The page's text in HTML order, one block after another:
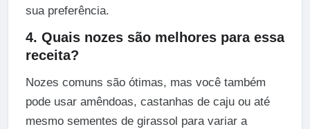
sua preferência.
4. Quais nozes são melhores para essa
receita?
Nozes comuns são ótimas, mas você também
pode usar amêndoas, castanhas de caju ou até
mesmo sementes de girassol para variar a